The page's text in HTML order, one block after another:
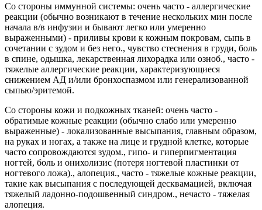
Со стороны иммунной системы: очень часто - аллергические
реакции (обычно возникают в течение нескольких мин после
начала в/в инфузии и бывают легко или умеренно
выраженными) - приливы крови к кожным покровам, сыпь в
сочетании с зудом и без него., чувство стеснения в груди, боль
в спине, одышка, лекарственная лихорадка или озноб., часто -
тяжелые аллергические реакции, характеризующиеся
снижением АД и/или бронхоспазмом или генерализованной
сыпью/эритемой.
Со стороны кожи и подкожных тканей: очень часто -
обратимые кожные реакции (обычно слабо или умеренно
выраженные) - локализованные высыпания, главным образом,
на руках и ногах, а также на лице и грудной клетке, которые
часто сопровождаются зудом., гипо- и гиперпигментация
ногтей, боль и онихолизис (потеря ногтевой пластинки от
ногтевого ложа)., алопеция., часто - тяжелые кожные реакции,
такие как высыпания с последующей десквамацией, включая
тяжелый ладонно-подошвенный синдром., нечасто - тяжелая
алопеция.